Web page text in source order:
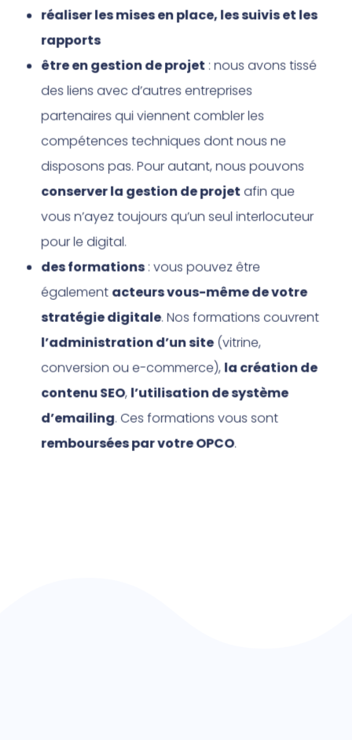
réaliser les mises en place, les suivis et les
rapports
être en gestion de projet : nous avons tissé
des liens avec d’autres entreprises
partenaires qui viennent combler les
compétences techniques dont nous ne
disposons pas. Pour autant, nous pouvons
conserver la gestion de projet afin que
vous n’ayez toujours qu’un seul interlocuteur
pour le digital.
des formations: vous pouvez être
également acteurs vous-même de votre
stratégie digitale. Nos formations couvrent
l’administration d’un site(vitrine,
conversion ou e-commerce), la création de
contenu SEO, l’utilisation de système
d’emailing. Ces formations vous sont
remboursées par votre OPCO.